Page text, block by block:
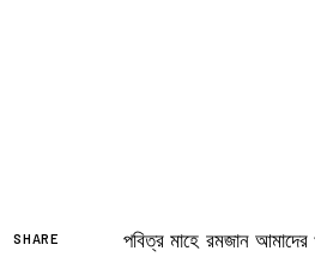
SHARE
পবিত্র মাহে রমজান